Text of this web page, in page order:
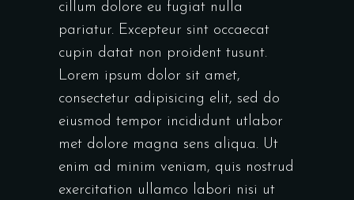
cillum dolore eu fugiat nulla
pariatur. Excepteur sint occaecat
cupin datat non proident tusunt.
Lorem ipsum dolor sit amet,
consectetur adipisicing elit, sed do
eiusmod tempor incididunt utlabor
met dolore magna sens aliqua. Ut
enim ad minim veniam, quis nostrud
exercitation ullamco labori nisi ut